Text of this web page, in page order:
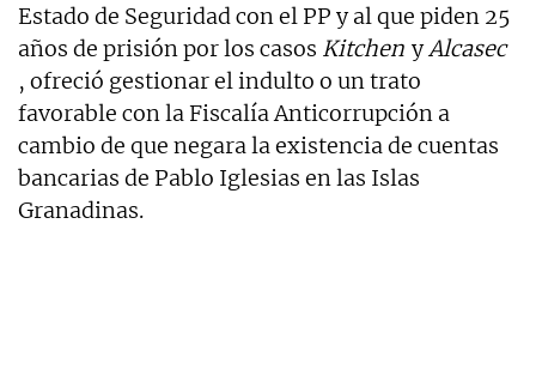
Estado de Seguridad con el PP y al que piden 25
años de prisión por los casos Kitchen yAlcasec
, ofreció gestionar el indulto o un trato
favorable con la Fiscalía Anticorrupción a
cambio de que negara la existencia de cuentas
bancarias de Pablo Iglesias en las Islas
Granadinas.